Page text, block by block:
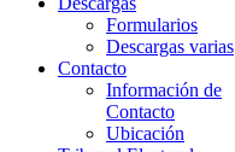
Formularios
Descargas varias
Contacto
Información de
Contacto
Ubicación